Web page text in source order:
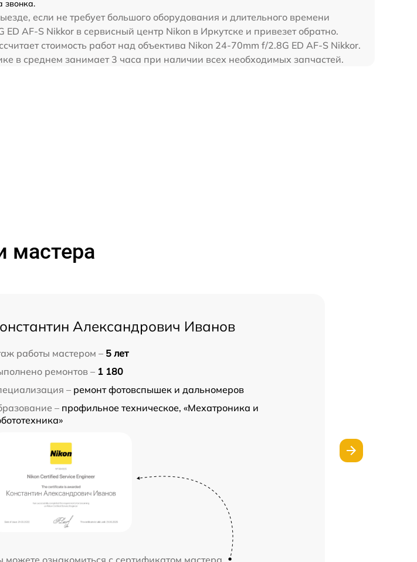
звонка.
если не требует большого оборудования и длительного времени
AF-S Nikkor в сервисный центр Nikon в Иркутске и привезет обратно.
стоимость работ над объектива Nikon 24-70mm f/2.8G ED AF-S Nikkor.
в среднем занимает 3 часа при наличии всех необходимых запчастей.
мастера
Александрович Иванов
работы мастером – 5 лет
ремонтов – 1 180
– ремонт фотовспышек и дальномеров
– профильное техническое, «Мехатроника и
можете ознакомиться с сертификатом мастера